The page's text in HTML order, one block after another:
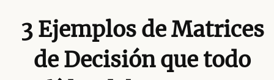
3 Ejemplos de Matrices
de Decisión que todo